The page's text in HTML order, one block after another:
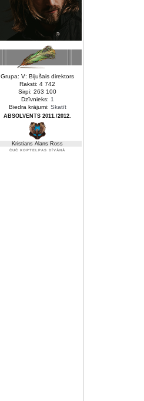
Grupa: V: Bijušais direktors
Raksti: 4 742
Sirpi: 263 100
Dzīvnieks: 1
Biedra krājumi: Skatīt
ABSOLVENTS 2011./2012.
Kristians Alans Ross
ČUČ KOPTELPAS DĪVĀNĀ